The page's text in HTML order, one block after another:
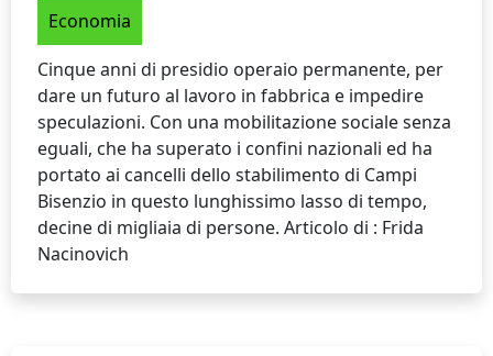
Economia
Cinque anni di presidio operaio permanente, per
dare un futuro al lavoro in fabbrica e impedire
speculazioni. Con una mobilitazione sociale senza
eguali, che ha superato i confini nazionali ed ha
portato ai cancelli dello stabilimento di Campi
Bisenzio in questo lunghissimo lasso di tempo,
decine di migliaia di persone. Articolo di : Frida
Nacinovich